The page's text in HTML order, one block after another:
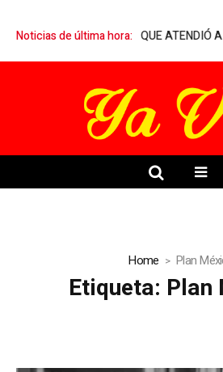
Noticias de última hora:
A MÉDICO QUE ATENDIÓ A
Home Plan
Etiqueta: Plan